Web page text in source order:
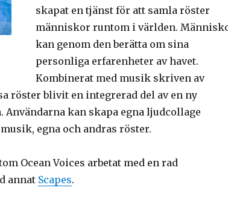
skapat en tjänst för att samla röster
människor runtom i världen.
kan genom den berätta om sina
personliga erfarenheter av havet.
Kombinerat med musik skriven av
röster blivit en integrerad del av en ny
kan skapa egna ljudcollage
egna och andras röster.
Ocean Voices arbetat med en rad
annat Scapes.